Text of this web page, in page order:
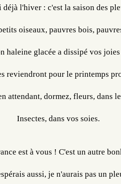
déjà l'hiver : c'est la saison des
oiseaux, pauvres bois,
haleine glacée a dissipé vos
reviendront pour le printemps
attendant, dormez, fleurs, dans
Insectes, dans vos soies.
est à vous ! C'est un autre
aussi, je n'aurais pas un